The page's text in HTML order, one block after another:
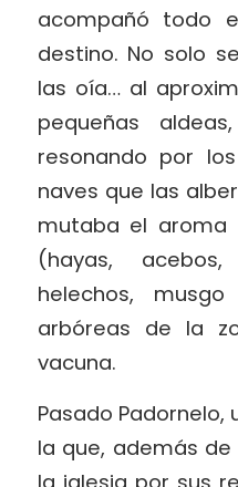
acompañó todo
destino. No solo
las oía… al
pequeñas
resonando por
naves que las
mutaba el aroma
(hayas,
helechos,
arbóreas de la
vacuna.
Pasado Padornelo,
la que, además